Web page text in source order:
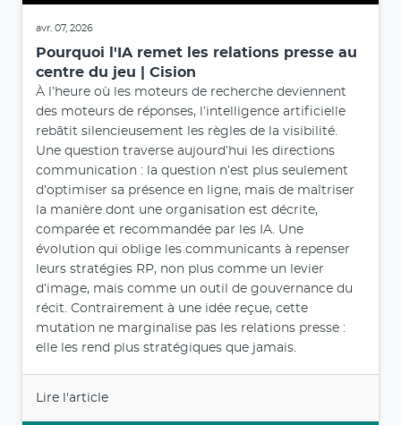
avr. 07, 2026
Pourquoi l'IA remet les relations presse au
centre du jeu | Cision
À l’heure où les moteurs de recherche deviennent
des moteurs de réponses, l’intelligence artificielle
rebâtit silencieusement les règles de la visibilité.
Une question traverse aujourd’hui les directions
communication : la question n’est plus seulement
d’optimiser sa présence en ligne, mais de maîtriser
la manière dont une organisation est décrite,
comparée et recommandée par les IA. Une
évolution qui oblige les communicants à repenser
leurs stratégies RP, non plus comme un levier
d’image, mais comme un outil de gouvernance du
récit. Contrairement à une idée reçue, cette
mutation ne marginalise pas les relations presse :
elle les rend plus stratégiques que jamais.
Lire l'article